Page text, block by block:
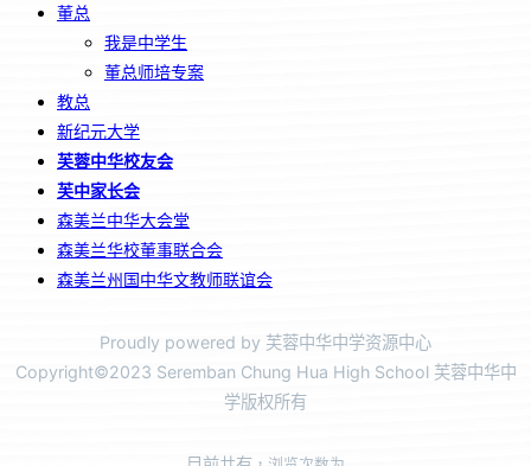
董总
我是中学生
董总师培专案
教总
新纪元大学
芙蓉中华校友会
芙中家长会
森美兰中华大会堂
森美兰华校董事联合会
森美兰州国中华文教师联谊会
Proudly powered by 芙蓉中华中学资源中心
Copyright©2023 Seremban Chung Hua High School 芙蓉中华中
学版权所有